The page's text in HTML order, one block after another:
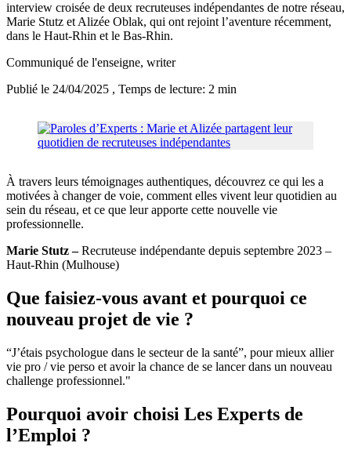
interview croisée de deux recruteuses indépendantes de notre réseau,
Marie Stutz et Alizée Oblak, qui ont rejoint l’aventure récemment,
dans le Haut-Rhin et le Bas-Rhin.
Communiqué de l'enseigne, writer
Publié le 24/04/2025 , Temps de lecture: 2 min
À travers leurs témoignages authentiques, découvrez ce qui les a
motivées à changer de voie, comment elles vivent leur quotidien au
sein du réseau, et ce que leur apporte cette nouvelle vie
professionnelle.
Marie Stutz –Recruteuse indépendante depuis septembre 2023 –
Haut-Rhin (Mulhouse)
Que faisiez-vous avant et pourquoi ce
nouveau projet de vie ?
“J’étais psychologue dans le secteur de la santé”, pour mieux allier
vie pro / vie perso et avoir la chance de se lancer dans un nouveau
challenge professionnel."
Pourquoi avoir choisi Les Experts de
l’Emploi ?